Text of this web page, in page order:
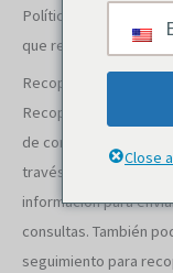
Política de
que recopilamos,
Recopilación y uso de
Recopilamos
de correo electrónico
través de nuestro
información para
consultas. También
seguimiento para
Close